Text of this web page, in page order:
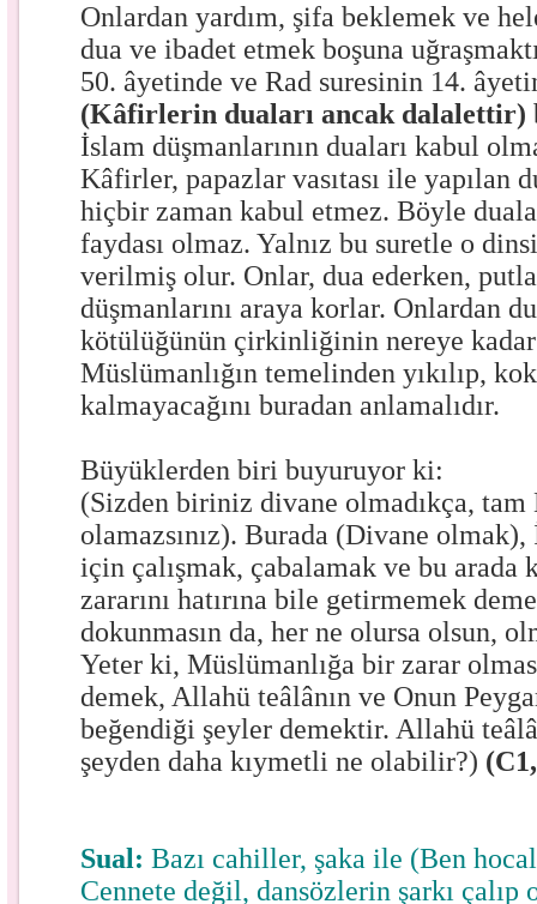
Onlardan yardım, şifa beklemek ve
dua ve ibadet etmek boşuna
50. âyetinde ve Rad suresinin 14.
(Kâfirlerin duaları ancak dalalettir)
İslam düşmanlarının duaları kabul
Kâfirler, papazlar vasıtası ile yapılan
hiçbir zaman kabul etmez. Böyle
faydası olmaz. Yalnız bu suretle o
verilmiş olur. Onlar, dua ederken,
düşmanlarını araya korlar. Onlardan
kötülüğünün çirkinliğinin nereye kadar
Müslümanlığın temelinden yıkılıp,
kalmayacağını buradan anlamalıdır.
Büyüklerden biri buyuruyor ki:
(Sizden biriniz divane olmadıkça, tam
olamazsınız). Burada (Divane
için çalışmak, çabalamak ve bu arada
zararını hatırına bile getirmemek
dokunmasın da, her ne olursa olsun,
Yeter ki, Müslümanlığa bir zarar
demek, Allahü teâlânın ve Onun
beğendiği şeyler demektir. Allahü
şeyden daha kıymetli ne olabilir?)
Sual: Bazı cahiller, şaka ile (Ben
Cennete değil, dansözlerin şarkı çalıp